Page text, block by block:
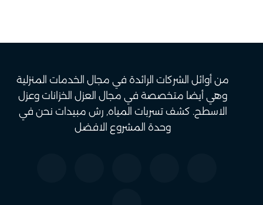
من أوائل الشركات الرائدة في مجال الخدمات المنزلية
وهي أيضا متخصصة في مجال العزل الخزانات وعزل
الاسطح. كشف تسربات المياه, رش مبيدات نحن في
وحدة المشروع الافضل